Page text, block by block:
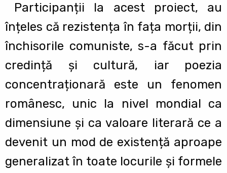
Participanții la acest proiect, au
înțeles că rezistența în fața morții, din
închisorile comuniste, s-a făcut prin
credință și cultură, iar poezia
concentraționară este un fenomen
românesc, unic la nivel mondial ca
dimensiune și ca valoare literară ce a
devenit un mod de existență aproape
generalizat în toate locurile și formele